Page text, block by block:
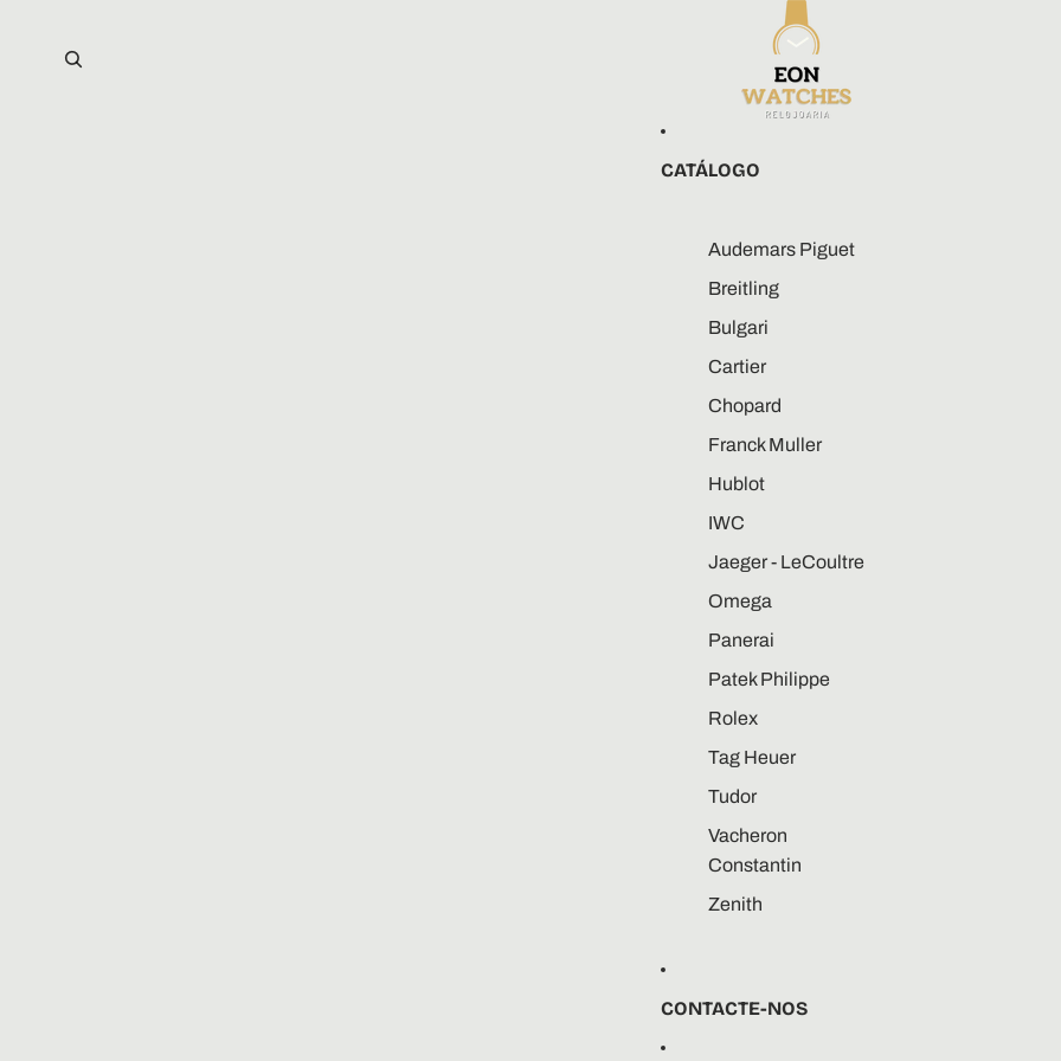
CATÁLOGO
Audemars Piguet
Breitling
Bulgari
Cartier
Chopard
Franck Muller
Hublot
IWC
Jaeger - LeCoultre
Omega
Panerai
Patek Philippe
Rolex
Tag Heuer
Tudor
Vacheron
Constantin
Zenith
CONTACTE-NOS